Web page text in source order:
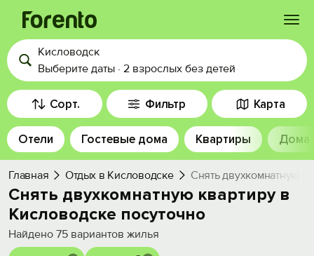
Войти
Избранное
История просмотра
Добавить свой объект
Кисловодск
Выберите даты · 2 взрослых без детей
Сорт. Фильтр Карта
Отели Гостевые дома Квартиры Дома
Главная Отдых в Кисловодске Снять двухкомнатную
Снять двухкомнатную квартиру в
Кисловодске посуточно
Найдено 75 вариантов жилья